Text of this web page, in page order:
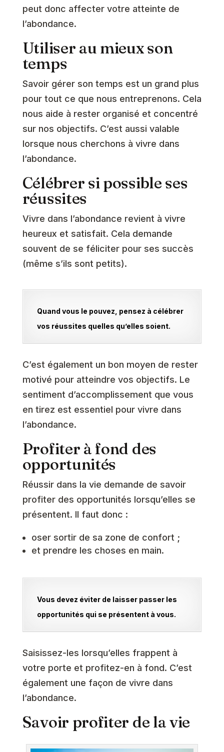
peut donc affecter votre atteinte de
l’abondance.
Utiliser au mieux son
temps
Savoir gérer son temps est un grand plus
pour tout ce que nous entreprenons. Cela
nous aide à rester organisé et concentré
sur nos objectifs. C’est aussi valable
lorsque nous cherchons à vivre dans
l’abondance.
Célébrer si possible ses
réussites
Vivre dans l’abondance revient à vivre
heureux et satisfait. Cela demande
souvent de se féliciter pour ses succès
(même s’ils sont petits).
Quand vous le pouvez, pensez à célébrer
vos réussites quelles qu’elles soient.
C’est également un bon moyen de rester
motivé pour atteindre vos objectifs. Le
sentiment d’accomplissement que vous
en tirez est essentiel pour vivre dans
l’abondance.
Profiter à fond des
opportunités
Réussir dans la vie demande de savoir
profiter des opportunités lorsqu’elles se
présentent. Il faut donc :
oser sortir de sa zone de confort ;
et prendre les choses en main.
Vous devez éviter de laisser passer les
opportunités qui se présentent à vous.
Saisissez-les lorsqu’elles frappent à
votre porte et profitez-en à fond. C’est
également une façon de vivre dans
l’abondance.
Savoir profiter de la vie